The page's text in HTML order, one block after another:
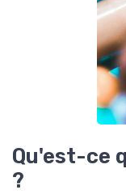
Qu'est-ce
?